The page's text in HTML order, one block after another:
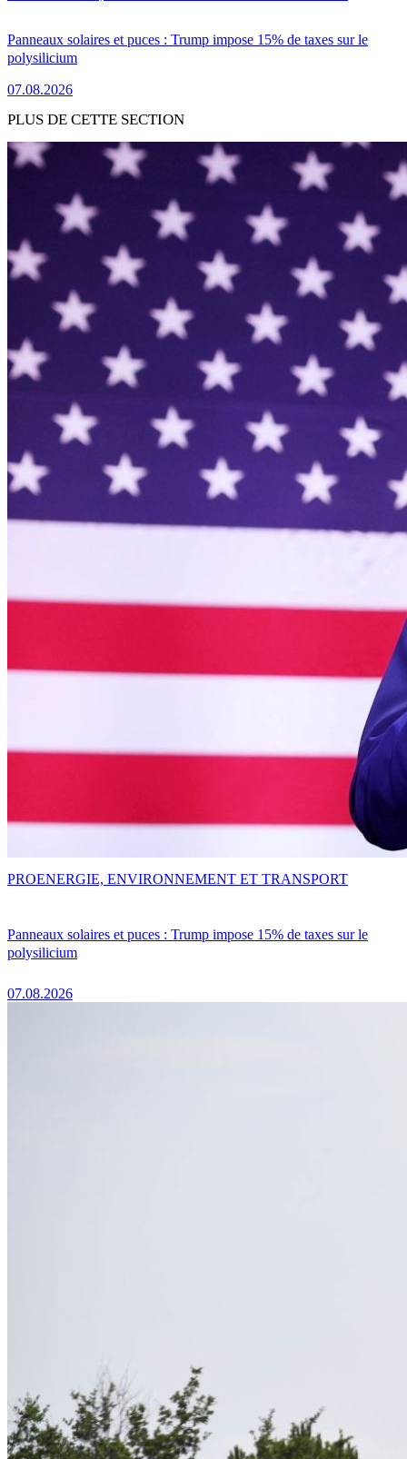
Panneaux solaires et puces : Trump impose 15% de taxes sur le
polysilicium
07.08.2026
PLUS DE CETTE SECTION
Panneaux solaires et puces : Trump impose 15% de taxes sur le
polysilicium
07.08.2026
PROENERGIE, ENVIRONNEMENT ET TRANSPORT